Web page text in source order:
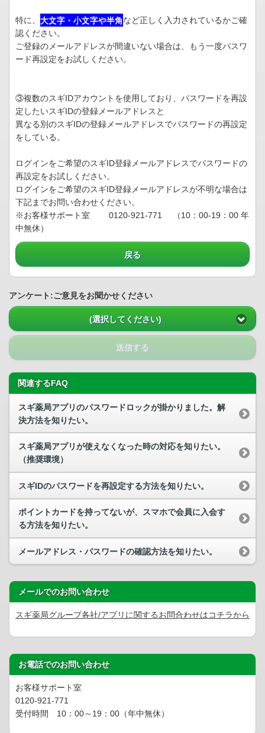
特に、 大文字・小文字や半角など正しく入力されているかご確
認ください。
ご登録のメールアドレスが間違いない場合は、もう一度パスワ
ード再設定をお試しください。
③複数のスギIDアカウントを使用しており、パスワードを再設
定したいスギIDの登録メールアドレスと
異なる別のスギIDの登録メールアドレスでパスワードの再設定
をしている。
ログインをご希望のスギID登録メールアドレスでパスワードの
再設定をお試しください。
ログインをご希望のスギID登録メールアドレスが不明な場合は
下記までお問い合わせください。
※お客様サポート室 0120-921-771 （10：00-19：00 年
中無休）
戻る
アンケート:ご意見をお聞かせください
(選択してください)
送信する
関連するFAQ
スギ薬局アプリのパスワードロックが掛かりました。解
決方法を知りたい。
スギ薬局アプリが使えなくなった時の対応を知りたい。
（推奨環境）
スギIDのパスワードを再設定する方法を知りたい。
ポイントカードを持ってないが、スマホで会員に入会す
る方法を知りたい。
メールアドレス・パスワードの確認方法を知りたい。
メールでのお問い合わせ
スギ薬局グループ各社/アプリに関するお問合わせはコチラから
お電話でのお問い合わせ
お客様サポート室
0120-921-771
受付時間 10：00～19：00（年中無休）